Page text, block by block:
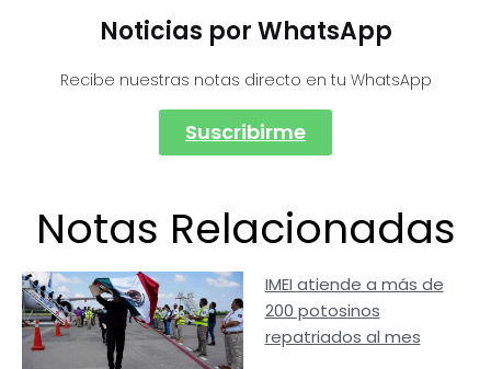
Noticias por WhatsApp
Recibe nuestras notas directo en tu WhatsApp
Suscribirme
Notas Relacionadas
IMEI atiende a más de
200 potosinos
repatriados al mes